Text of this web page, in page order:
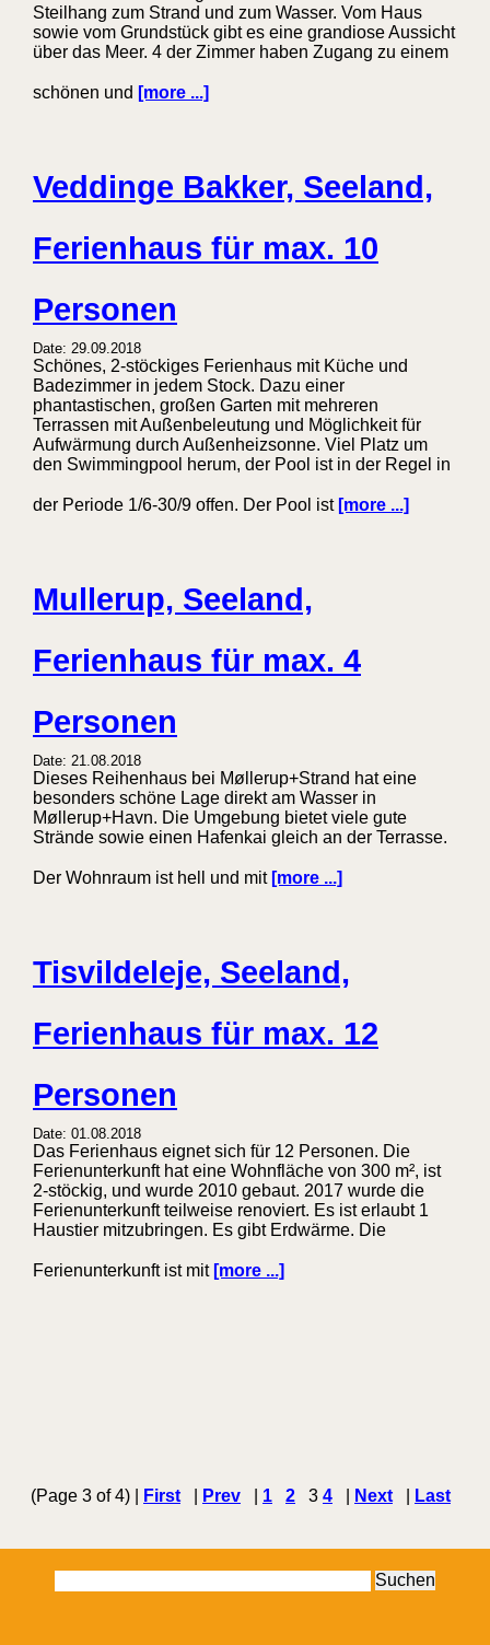
Steilhang zum Strand und zum Wasser. Vom Haus
sowie vom Grundstück gibt es eine grandiose Aussicht
über das Meer. 4 der Zimmer haben Zugang zu einem
schönen und [more ...]
Veddinge Bakker, Seeland,
Ferienhaus für max. 10
Personen
Date: 29.09.2018
Schönes, 2-stöckiges Ferienhaus mit Küche und
Badezimmer in jedem Stock. Dazu einer
phantastischen, großen Garten mit mehreren
Terrassen mit Außenbeleutung und Möglichkeit für
Aufwärmung durch Außenheizsonne. Viel Platz um
den Swimmingpool herum, der Pool ist in der Regel in
der Periode 1/6-30/9 offen. Der Pool ist [more ...]
Mullerup, Seeland,
Ferienhaus für max. 4
Personen
Date: 21.08.2018
Dieses Reihenhaus bei Møllerup+Strand hat eine
besonders schöne Lage direkt am Wasser in
Møllerup+Havn. Die Umgebung bietet viele gute
Strände sowie einen Hafenkai gleich an der Terrasse.
Der Wohnraum ist hell und mit [more ...]
Tisvildeleje, Seeland,
Ferienhaus für max. 12
Personen
Date: 01.08.2018
Das Ferienhaus eignet sich für 12 Personen. Die
Ferienunterkunft hat eine Wohnfläche von 300 m², ist
2-stöckig, und wurde 2010 gebaut. 2017 wurde die
Ferienunterkunft teilweise renoviert. Es ist erlaubt 1
Haustier mitzubringen. Es gibt Erdwärme. Die
Ferienunterkunft ist mit [more ...]
(Page 3 of 4) | First Prev 1 2 3 4 Next Last